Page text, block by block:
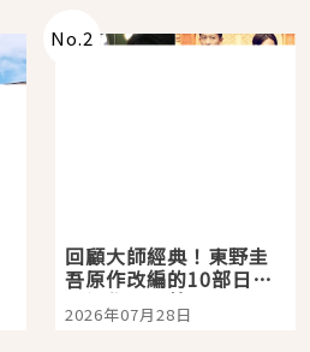
No.2
回顧大師經典！東野圭
吾原作改編的10部日本
影視作品推薦
2026年07月28日